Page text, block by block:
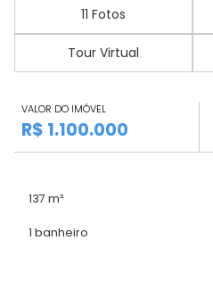
11 Fotos
Tour Virtual
VALOR DO IMÓVEL
R$ 1.100.000
137 m²
1 banheiro